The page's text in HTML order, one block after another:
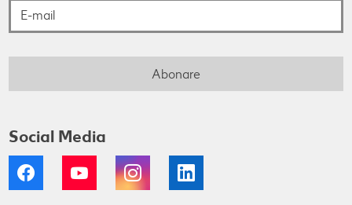
Abonare
Social Media
Facebook YouTube Instagram